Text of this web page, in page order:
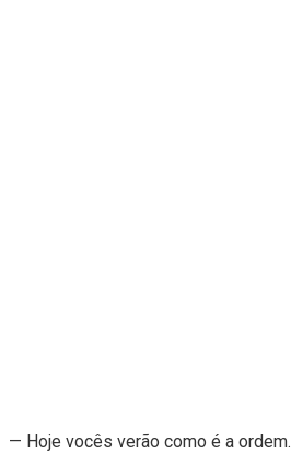
— Hoje vocês verão como é a ordem.